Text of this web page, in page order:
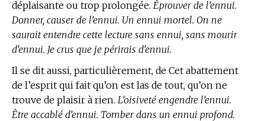
déplaisante ou trop prolongée. Éprouver de l’ennui.
Donner, causer de l’ennui. Un ennui mortel. On ne
saurait entendre cette lecture sans ennui, sans mourir
d’ennui. Je crus que je périrais d’ennui.
Il se dit aussi, particulièrement, de Cet abattement
de l’esprit qui fait qu’on est las de tout, qu’on ne
trouve de plaisir à rien. L’oisiveté engendre l’ennui.
Être accablé d’ennui. Tomber dans un ennui profond.